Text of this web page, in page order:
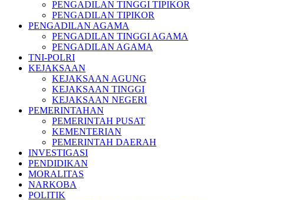
PENGADILAN TINGGI TIPIKOR
PENGADILAN TIPIKOR
PENGADILAN AGAMA
PENGADILAN TINGGI AGAMA
PENGADILAN AGAMA
TNI-POLRI
KEJAKSAAN
KEJAKSAAN AGUNG
KEJAKSAAN TINGGI
KEJAKSAAN NEGERI
PEMERINTAHAN
PEMERINTAH PUSAT
KEMENTERIAN
PEMERINTAH DAERAH
INVESTIGASI
PENDIDIKAN
MORALITAS
NARKOBA
POLITIK